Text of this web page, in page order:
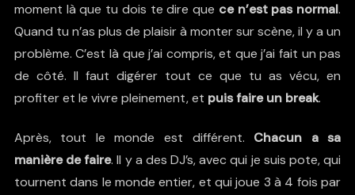
moment là que tu dois te dire que ce n’est pas normal.
Quand tu n’as plus de plaisir à monter sur scène, il y a un
problème. C’est là que j’ai compris, et que j’ai fait un pas
de côté. Il faut digérer tout ce que tu as vécu, en
profiter et le vivre pleinement, et puis faire un break.
Après, tout le monde est différent. Chacun a sa
manière de faire. Il y a des DJ’s, avec qui je suis pote, qui
tournent dans le monde entier, et qui joue 3 à 4 fois par